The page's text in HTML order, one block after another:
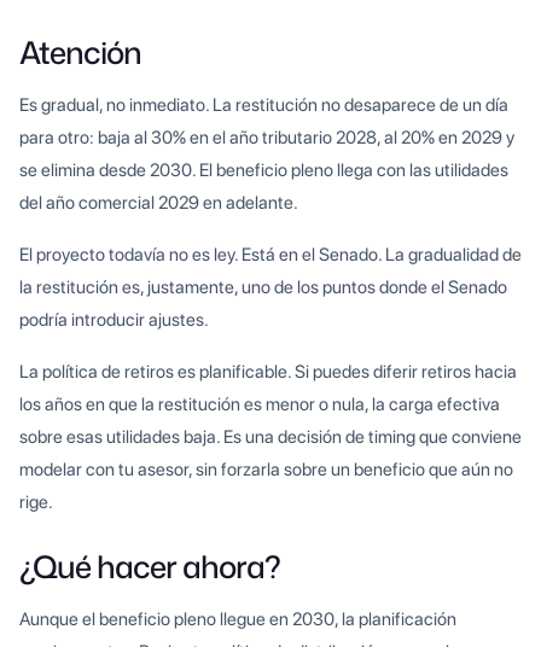
Atención
Es gradual, no inmediato. La restitución no desaparece de un día
para otro: baja al 30% en el año tributario 2028, al 20% en 2029 y
se elimina desde 2030. El beneficio pleno llega con las utilidades
del año comercial 2029 en adelante.
El proyecto todavía no es ley. Está en el Senado. La gradualidad de
la restitución es, justamente, uno de los puntos donde el Senado
podría introducir ajustes.
La política de retiros es planificable. Si puedes diferir retiros hacia
los años en que la restitución es menor o nula, la carga efectiva
sobre esas utilidades baja. Es una decisión de timing que conviene
modelar con tu asesor, sin forzarla sobre un beneficio que aún no
rige.
¿Qué hacer ahora?
Aunque el beneficio pleno llegue en 2030, la planificación